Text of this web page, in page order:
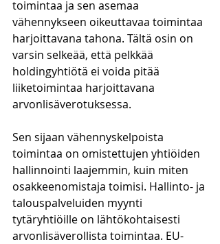
toimintaa ja sen asemaa
vähennykseen oikeuttavaa toimintaa
harjoittavana tahona. Tältä osin on
varsin selkeää, että pelkkää
holdingyhtiötä ei voida pitää
liiketoimintaa harjoittavana
arvonlisäverotuksessa.
Sen sijaan vähennyskelpoista
toimintaa on omistettujen yhtiöiden
hallinnointi laajemmin, kuin miten
osakkeenomistaja toimisi. Hallinto- ja
talouspalveluiden myynti
tytäryhtiöille on lähtökohtaisesti
arvonlisäverollista toimintaa. EU-